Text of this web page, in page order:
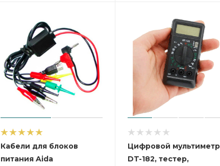
Кабели для блоков
питания Aida
Цифровой мультиметр
DT-182, тестер,